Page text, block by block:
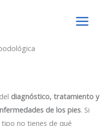
diagnóstico, tratamiento y
de los pies. Si
no tienes de qué